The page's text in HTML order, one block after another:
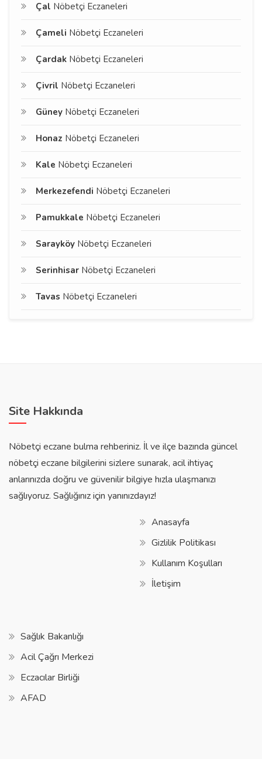
Çal Nöbetçi Eczaneleri
Çameli Nöbetçi Eczaneleri
Çardak Nöbetçi Eczaneleri
Çivril Nöbetçi Eczaneleri
Güney Nöbetçi Eczaneleri
Honaz Nöbetçi Eczaneleri
Kale Nöbetçi Eczaneleri
Merkezefendi Nöbetçi Eczaneleri
Pamukkale Nöbetçi Eczaneleri
Sarayköy Nöbetçi Eczaneleri
Serinhisar Nöbetçi Eczaneleri
Tavas Nöbetçi Eczaneleri
Site Hakkında
Nöbetçi eczane bulma rehberiniz. İl ve ilçe bazında güncel
nöbetçi eczane bilgilerini sizlere sunarak, acil ihtiyaç
anlarınızda doğru ve güvenilir bilgiye hızla ulaşmanızı
sağlıyoruz. Sağlığınız için yanınızdayız!
Anasayfa
Gizlilik Politikası
Kullanım Koşulları
İletişim
Sağlık Bakanlığı
Acil Çağrı Merkezi
Eczacılar Birliği
AFAD